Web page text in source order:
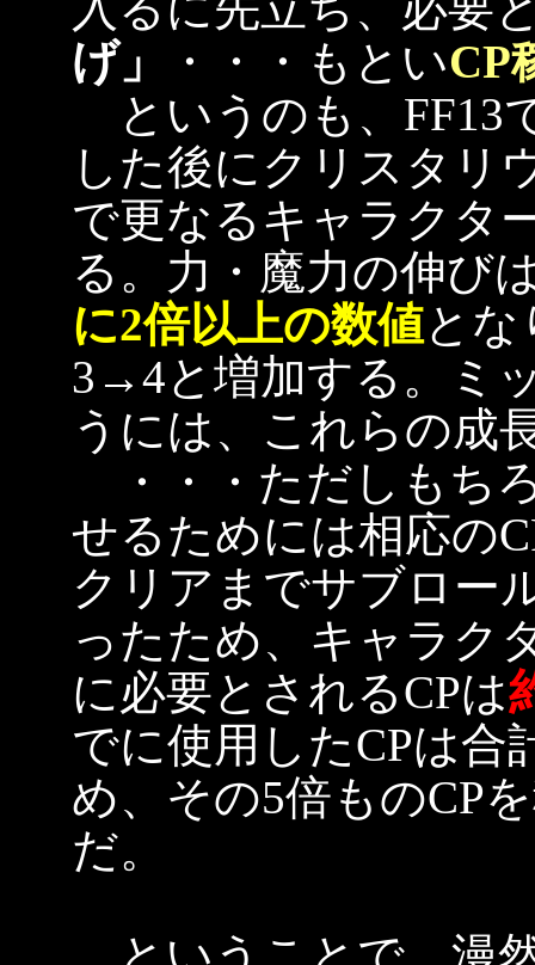
げ」
・・・もといCP
というのも、FF13
した後にクリスタリ
で更なるキャラクタ
る。力・魔力の伸び
に2倍以上の数値と
3→4と増加する。ミ
うには、これらの成
・・・ただしもち
せるためには相応の
クリアまでサブロー
ったため、キャラク
に必要とされるCPは
でに使用したCPは合
め、その5倍ものCP
だ。